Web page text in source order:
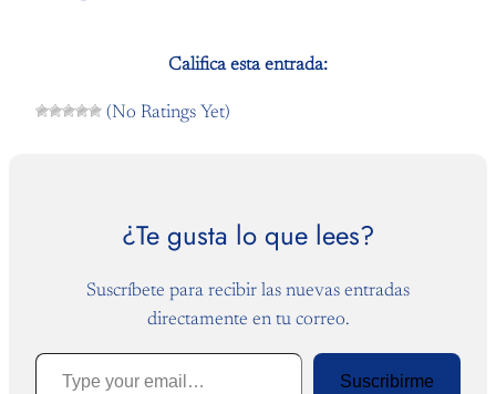
Califica esta entrada:
(No Ratings Yet)
¿Te gusta lo que lees?
Suscríbete para recibir las nuevas entradas
directamente en tu correo.
Type your email…
Suscribirme